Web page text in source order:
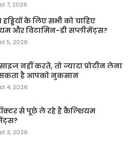
7, 2026
के लिए सभी को चाहिए
और विटामिन-डी सप्लीमेंट्स?
5, 2026
नहीं करते, तो ज्यादा प्रोटीन लेना
है आपको नुकसान
4, 2026
से पूछे ले रहे हैं कैल्शियम
3, 2026